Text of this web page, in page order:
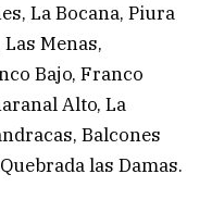
La Bocana, Piura
Menas,
Bajo, Franco
Alto, La
Balcones
las Damas.